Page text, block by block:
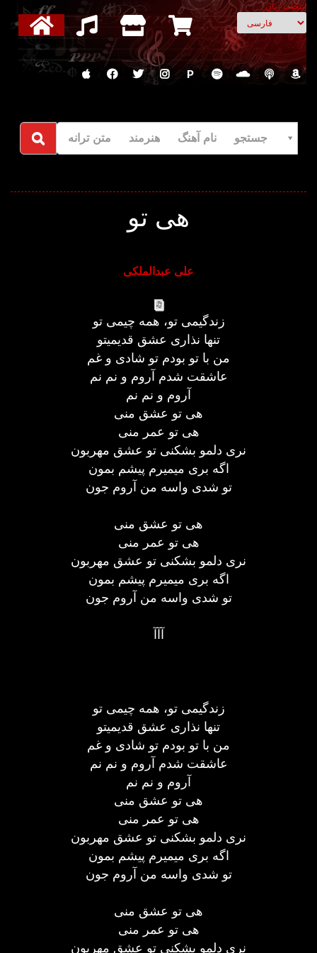
انتخاب زبان
P
جستجو نام آهنگ هنرمند متن ترانه
هی تو
علی عبدالملکی
زندگیمی تو، همه چیمی تو
تنها نذاری عشق قدیمیتو
من با تو بودم تو شادی و غم
عاشقت شدم آروم و نم نم
آروم و نم نم
هی تو عشق منی
هی تو عمر منی
نری دلمو بشکنی تو عشق مهربون
اگه بری میمیرم پیشم بمون
تو شدی واسه من آروم جون
هی تو عشق منی
هی تو عمر منی
نری دلمو بشکنی تو عشق مهربون
اگه بری میمیرم پیشم بمون
تو شدی واسه من آروم جون
آآآ
زندگیمی تو، همه چیمی تو
تنها نذاری عشق قدیمیتو
من با تو بودم تو شادی و غم
عاشقت شدم آروم و نم نم
آروم و نم نم
هی تو عشق منی
هی تو عمر منی
نری دلمو بشکنی تو عشق مهربون
اگه بری میمیرم پیشم بمون
تو شدی واسه من آروم جون
هی تو عشق منی
هی تو عمر منی
نری دلمو بشکنی تو عشق مهربون